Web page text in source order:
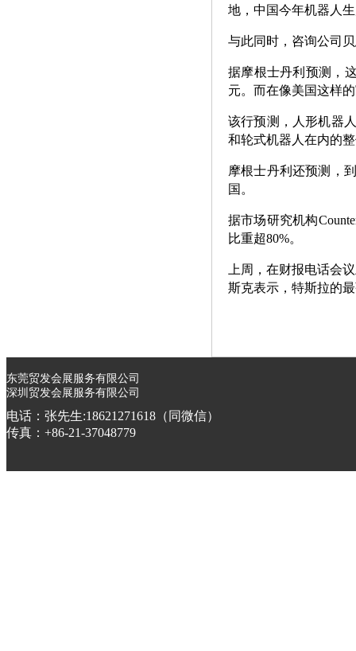
地，中国今年机器人
与此同时，咨询公司
据摩根士丹利预测，
元。而在像美国这样
该行预测，人形机器
和轮式机器人在内的
摩根士丹利还预测，
国。
据市场研究机构
比重超80%。
上周，在财报电话会
斯克表示，特斯拉的
东莞贸发会展服务有限公司
深圳贸发会展服务有限公司
电话：张先生:18621271618（同微信）
传真：+86-21-37048779